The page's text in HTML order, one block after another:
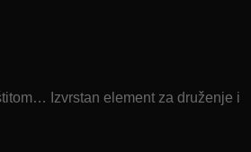
Izvrstan element za druženje i